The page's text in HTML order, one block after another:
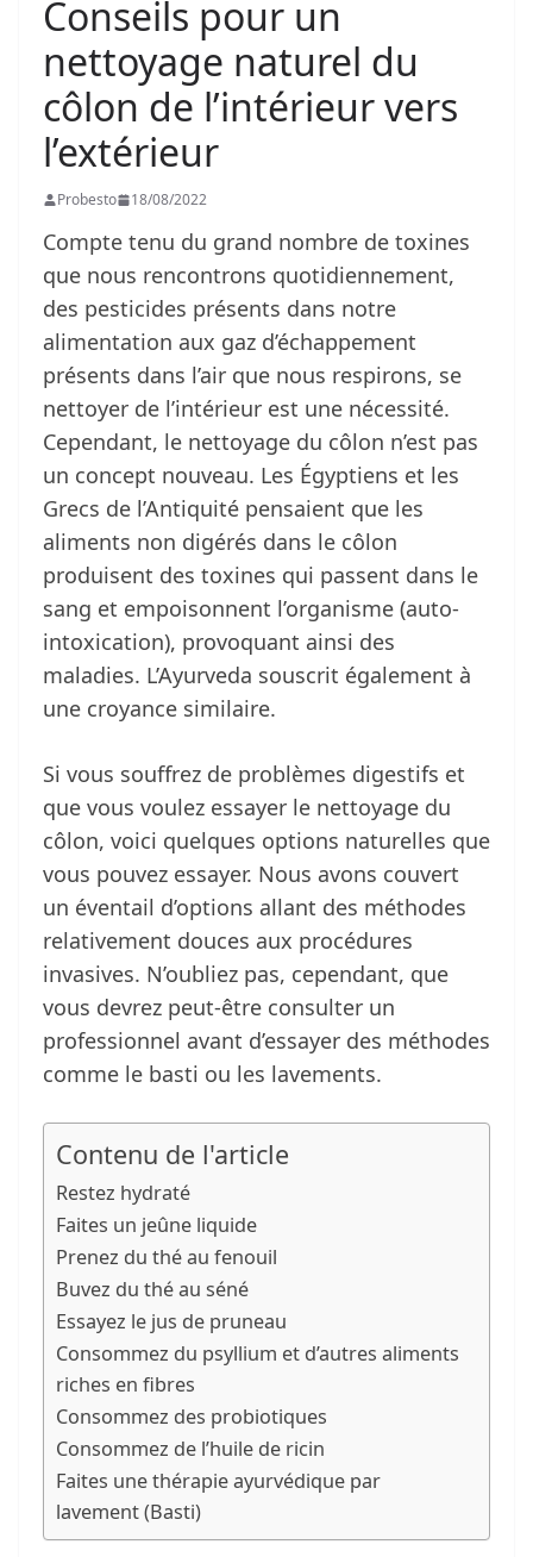
Conseils pour un
nettoyage naturel du
côlon de l’intérieur vers
l’extérieur
Probesto 18/08/2022
Compte tenu du grand nombre de toxines
que nous rencontrons quotidiennement,
des pesticides présents dans notre
alimentation aux gaz d’échappement
présents dans l’air que nous respirons, se
nettoyer de l’intérieur est une nécessité.
Cependant, le nettoyage du côlon n’est pas
un concept nouveau. Les Égyptiens et les
Grecs de l’Antiquité pensaient que les
aliments non digérés dans le côlon
produisent des toxines qui passent dans le
sang et empoisonnent l’organisme (auto-
intoxication), provoquant ainsi des
maladies. L’Ayurveda souscrit également à
une croyance similaire.
Si vous souffrez de problèmes digestifs et
que vous voulez essayer le nettoyage du
côlon, voici quelques options naturelles que
vous pouvez essayer. Nous avons couvert
un éventail d’options allant des méthodes
relativement douces aux procédures
invasives. N’oubliez pas, cependant, que
vous devrez peut-être consulter un
professionnel avant d’essayer des méthodes
comme le basti ou les lavements.
Contenu de l'article
Restez hydraté
Faites un jeûne liquide
Prenez du thé au fenouil
Buvez du thé au séné
Essayez le jus de pruneau
Consommez du psyllium et d’autres aliments
riches en fibres
Consommez des probiotiques
Consommez de l’huile de ricin
Faites une thérapie ayurvédique par
lavement (Basti)